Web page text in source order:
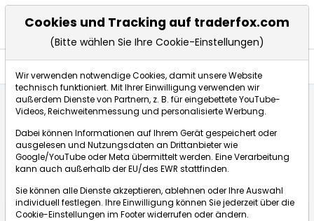
Microsoft-Sicherheitslücke in Deutschland weit ve...
dpa-AFX Compact
ÜBERSICHT DPA-AFX PROFEED
DPA-AFX COMPACT
Cookies und Tracking auf traderfox.com
(Bitte wählen Sie Ihre Cookie-Einstellungen)
Wir verwenden notwendige Cookies, damit unsere Website
technisch funktioniert. Mit Ihrer Einwilligung verwenden wir
außerdem Dienste von Partnern, z. B. für eingebettete YouTube-
Videos, Reichweitenmessung und personalisierte Werbung.
Dabei können Informationen auf Ihrem Gerät gespeichert oder
ausgelesen und Nutzungsdaten an Drittanbieter wie
Google/YouTube oder Meta übermittelt werden. Eine Verarbeitung
kann auch außerhalb der EU/des EWR stattfinden.
Sie können alle Dienste akzeptieren, ablehnen oder Ihre Auswahl
individuell festlegen. Ihre Einwilligung können Sie jederzeit über die
Cookie-Einstellungen im Footer widerrufen oder ändern.